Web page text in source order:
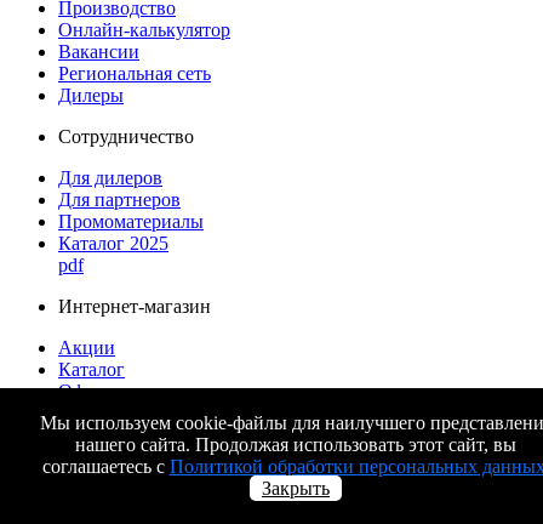
Производство
Онлайн-калькулятор
Вакансии
Региональная сеть
Дилеры
Сотрудничество
Для дилеров
Для партнеров
Промоматериалы
Каталог 2025
pdf
Интернет-магазин
Акции
Каталог
Оформление заказа
Доставка и оплата
Гарантия
Полезная информация
Мы используем cookie-файлы для наилучшего
нашего сайта. Продолжая использовать этот сайт, вы
соглашаетесь с Политикой обработки персональных
Закрыть